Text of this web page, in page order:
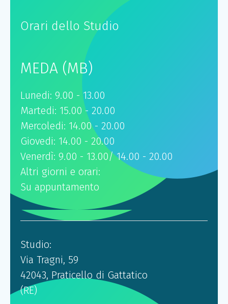
Orari dello Studio
MEDA (MB)
Lunedi: 9.00 - 13.00
Martedi: 15.00 - 20.00
Mercoledi: 14.00 - 20.00
Giovedi: 14.00 - 20.00
Venerdì: 9.00 - 13.00/ 14.00 - 20.00
Altri giorni e orari:
Su appuntamento
Studio:
Via Tragni, 59
42043, Praticello di Gattatico
(RE)